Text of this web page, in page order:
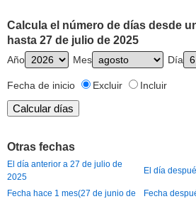
Calcula el número de días desde
hasta 27 de julio de 2025
Año Mes Día
Fecha de inicio Excluir Incluir
Otras fechas
El día anterior a 27 de julio de
2025
El día
Fecha hace 1 mes(27 de junio de
Fecha